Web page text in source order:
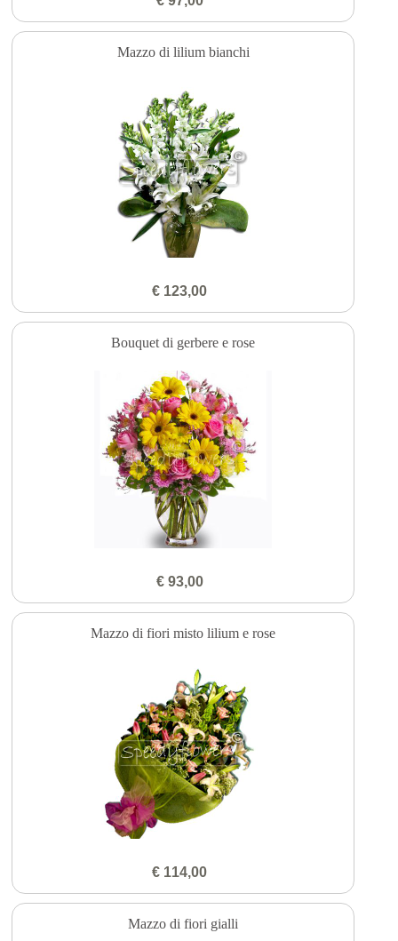
Mazzo di lilium bianchi
€ 123,00
Bouquet di gerbere e rose
€ 93,00
Mazzo di fiori misto lilium e rose
€ 114,00
Mazzo di fiori gialli